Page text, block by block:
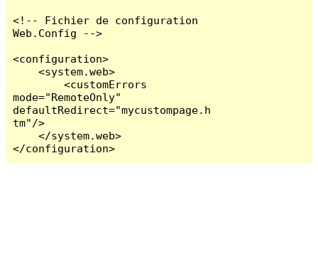
<!-- Fichier de configuration
Web.Config -->
<configuration>
    <system.web>
        <customErrors
mode="RemoteOnly"
defaultRedirect="mycustompage.h
tm"/>
    </system.web>
</configuration>